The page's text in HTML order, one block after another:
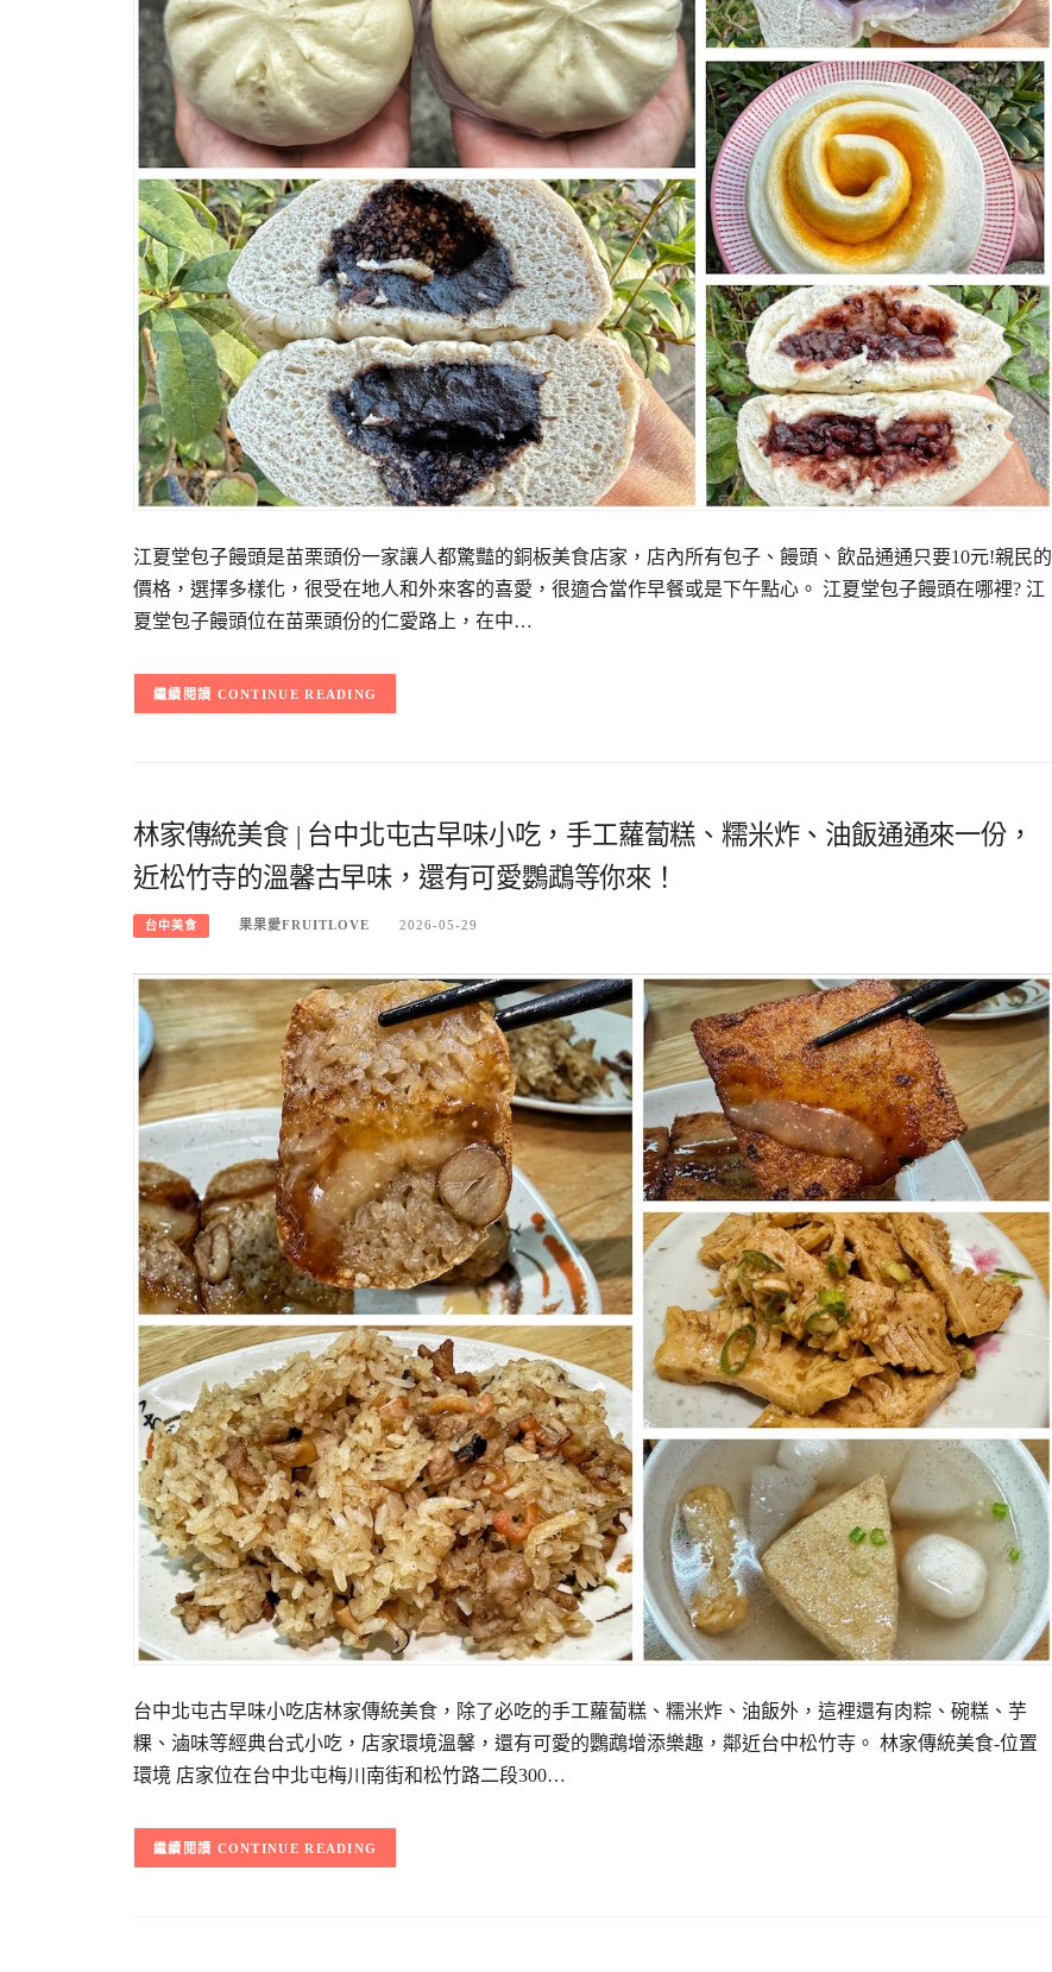
江夏堂包子饅頭是苗栗頭份一家讓人都驚豔的銅板美食店家，店內所有包子、饅頭、飲品通通只要10元!親民的
價格，選擇多樣化，很受在地人和外來客的喜愛，很適合當作早餐或是下午點心。 江夏堂包子饅頭在哪裡? 江
夏堂包子饅頭位在苗栗頭份的仁愛路上，在中…
CONTINUE READING
林家傳統美食 | 台中北屯古早味小吃，手工蘿蔔糕、糯米炸、油飯通通來一份，
近松竹寺的溫馨古早味，還有可愛鸚鵡等你來！
台中美食 果果愛FRUITLOVE 2026-05-29
台中北屯古早味小吃店林家傳統美食，除了必吃的手工蘿蔔糕、糯米炸、油飯外，這裡還有肉粽、碗糕、芋
粿、滷味等經典台式小吃，店家環境溫馨，還有可愛的鸚鵡增添樂趣，鄰近台中松竹寺。 林家傳統美食-位置
環境 店家位在台中北屯梅川南街和松竹路二段300…
CONTINUE READING